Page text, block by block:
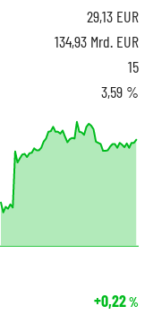
29,13 EUR
134,93 Mrd. EUR
15
3,59 %
+0,22%